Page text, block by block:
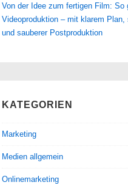
Von der Idee zum fertigen Film: So
Videoproduktion – mit klarem Plan,
und sauberer Postproduktion
KATEGORIEN
Marketing
Medien allgemein
Onlinemarketing